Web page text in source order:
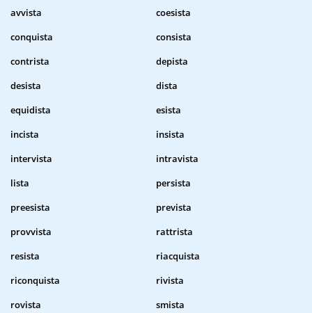
avvista
coesista
conquista
consista
contrista
depista
desista
dista
equidista
esista
incista
insista
intervista
intravista
lista
persista
preesista
prevista
provvista
rattrista
resista
riacquista
riconquista
rivista
rovista
smista